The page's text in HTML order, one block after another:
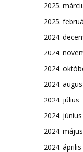
2025.
2025.
2024.
2024.
2024.
2024.
2024. július
2024. június
2024. május
2024. április